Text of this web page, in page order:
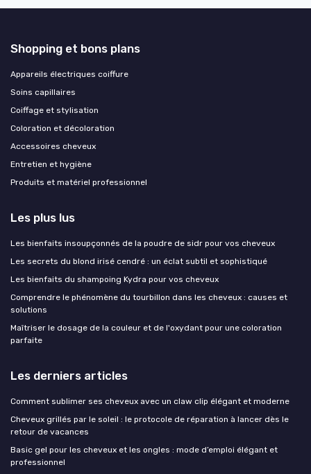
Shopping et bons plans
Appareils électriques coiffure
Soins capillaires
Coiffage et stylisation
Coloration et décoloration
Accessoires cheveux
Entretien et hygiène
Produits et matériel professionnel
Les plus lus
Les bienfaits insoupçonnés de la poudre de sidr pour vos cheveux
Les secrets du blond irisé cendré : un éclat subtil et sophistiqué
Les bienfaits du shampoing Kydra pour vos cheveux
Comprendre le phénomène du tourbillon dans les cheveux : causes et
solutions
Maîtriser le dosage de la couleur et de l'oxydant pour une coloration
parfaite
Les derniers articles
Comment sublimer ses cheveux avec un claw clip élégant et moderne
Cheveux grillés par le soleil : le protocole de réparation à lancer dès le
retour de vacances
Basic gel pour les cheveux et les ongles : mode d’emploi élégant et
professionnel